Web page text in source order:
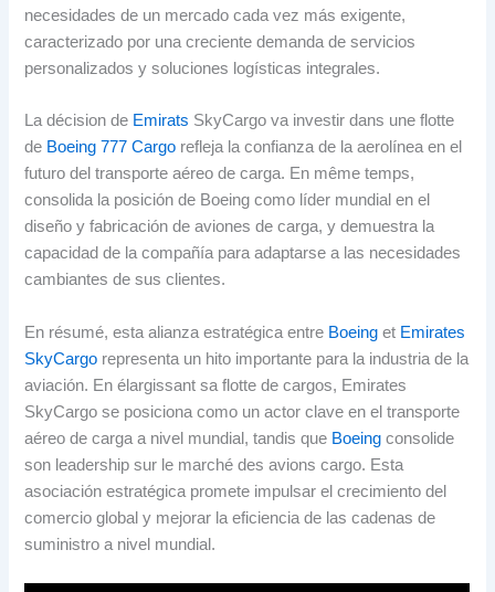
necesidades de un mercado cada vez más exigente,
caracterizado por una creciente demanda de servicios
personalizados y soluciones logísticas integrales.
La décision de Emirats SkyCargo va investir dans une flotte
de Boeing 777 Cargo refleja la confianza de la aerolínea en el
futuro del transporte aéreo de carga. En même temps,
consolida la posición de Boeing como líder mundial en el
diseño y fabricación de aviones de carga,y demuestra la
capacidad de la compañía para adaptarse a las necesidades
cambiantes de sus clientes.
En résumé,esta alianza estratégica entre Boeing et Emirates
SkyCargo representa un hito importante para la industria de la
aviación. En élargissant sa flotte de cargos, Emirates
SkyCargo se posiciona como un actor clave en el transporte
aéreo de carga a nivel mundial , tandis que Boeing consolide
son leadership sur le marché des avions cargo. Esta
asociación estratégica promete impulsar el crecimiento del
comercio global y mejorar la eficiencia de las cadenas de
suministro a nivel mundial .